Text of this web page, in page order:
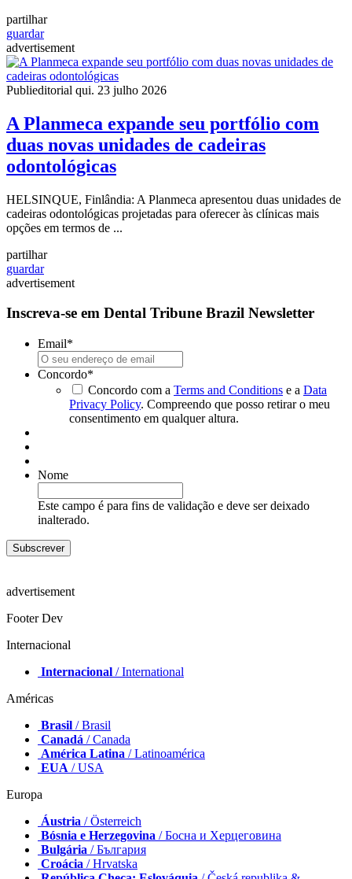
partilhar
guardar
advertisement
Publieditorial qui. 23 julho 2026
A Planmeca expande seu portfólio com
duas novas unidades de cadeiras
odontológicas
HELSINQUE, Finlândia: A Planmeca apresentou duas unidades de
cadeiras odontológicas projetadas para oferecer às clínicas mais
opções em termos de ...
partilhar
guardar
advertisement
Inscreva-se em Dental Tribune Brazil Newsletter
Email*
Concordo*
Concordo com a Terms and Conditions e a Data
Privacy Policy. Compreendo que posso retirar o meu
consentimento em qualquer altura.
Nome
Este campo é para fins de validação e deve ser deixado
inalterado.
advertisement
Footer Dev
Internacional
Internacional / International
Américas
Brasil / Brasil
Canadá / Canada
América Latina / Latinoamérica
EUA / USA
Europa
Áustria / Österreich
Bósnia e Herzegovina / Босна и Херцеговина
Bulgária / България
Croácia / Hrvatska